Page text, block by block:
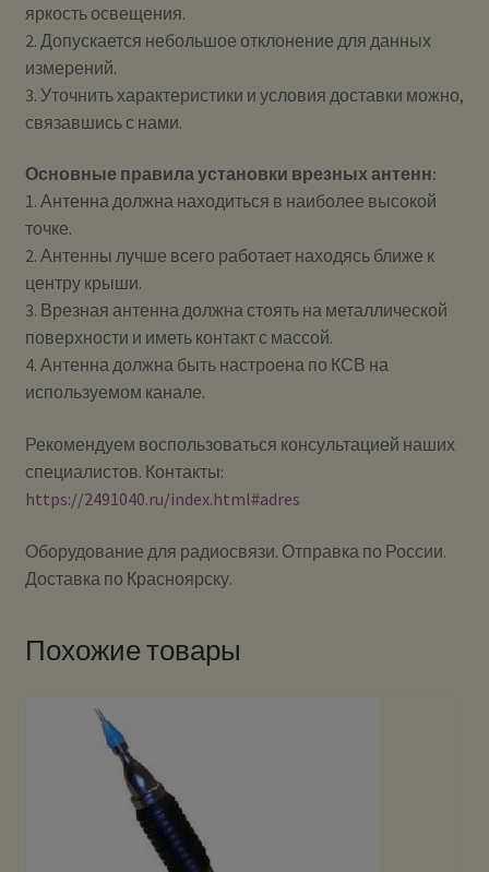
яркость освещения.
2. Допускается небольшое отклонение для данных
измерений.
3. Уточнить характеристики и условия доставки можно,
связавшись с нами.
Основные правила установки врезных антенн:
1. Антенна должна находиться в наиболее высокой
точке.
2. Антенны лучше всего работает находясь ближе к
центру крыши.
3. Врезная антенна должна стоять на металлической
поверхности и иметь контакт с массой.
4. Антенна должна быть настроена по КСВ на
используемом канале.
Рекомендуем воспользоваться консультацией наших
специалистов. Контакты:
https://2491040.ru/index.html#adres
Оборудование для радиосвязи. Отправка по России.
Доставка по Красноярску.
Похожие товары